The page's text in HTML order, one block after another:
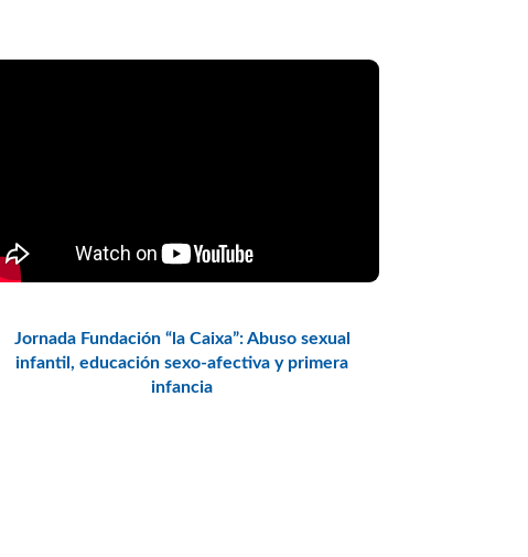
Jornada Fundación “la Caixa”: Abuso sexual
infantil, educación sexo-afectiva y primera
infancia